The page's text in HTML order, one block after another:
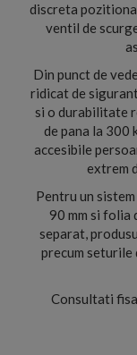
discreta
ventil de
Din punct de
ridicat de
si o durabilitate
de pana la 300
accesibile
extrem
Pentru un
90 mm si
separat,
precum seturile
Consultati